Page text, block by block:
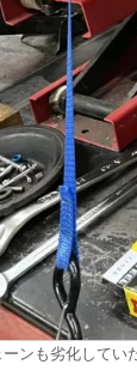
ンも劣化してい